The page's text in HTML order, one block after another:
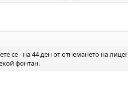
се - на 44 ден от отнемането на
фонтан.